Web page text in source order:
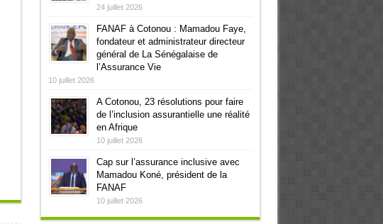
24 juillet 2026
FANAF à Cotonou : Mamadou Faye,
fondateur et administrateur directeur
général de La Sénégalaise de
l’Assurance Vie
10 juillet 2026
A Cotonou, 23 résolutions pour faire
de l’inclusion assurantielle une réalité
en Afrique
10 juillet 2026
Cap sur l’assurance inclusive avec
Mamadou Koné, président de la
FANAF
10 juillet 2026